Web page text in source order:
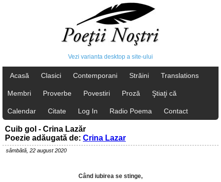
Vezi varianta desktop a site-ului
Acasă Clasici Contemporani Străini Translations
Membri Proverbe Povestiri Proză Ştiaţi că
Calendar Citate Log In Radio Poema Contact
Cuib gol - Crina Lazăr
Poezie adăugată de: Crina Lazar
sâmbătă, 22 august 2020
Când iubirea se stinge,